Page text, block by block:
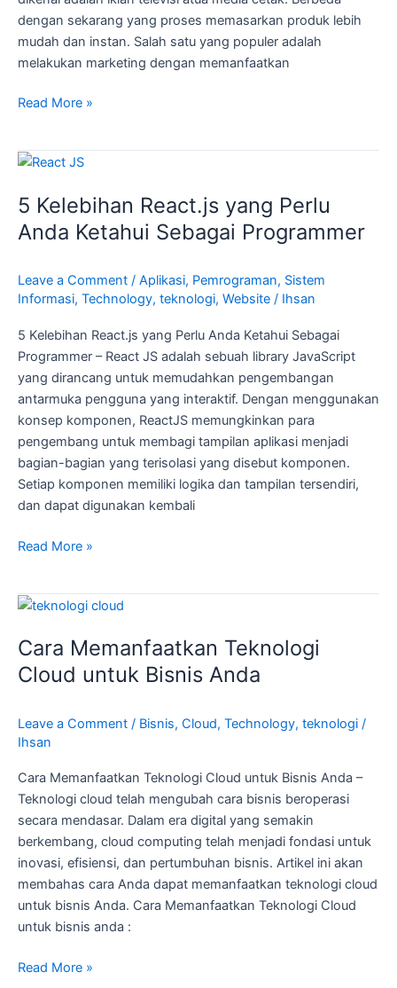
dengan sekarang yang proses memasarkan produk lebih
mudah dan instan. Salah satu yang populer adalah
melakukan marketing dengan memanfaatkan
Read More »
5 Kelebihan React.js yang Perlu
Anda Ketahui Sebagai Programmer
Leave a Comment / Aplikasi, Pemrograman, Sistem
Informasi, Technology, teknologi, Website / Ihsan
5 Kelebihan React.js yang Perlu Anda Ketahui Sebagai
Programmer – React JS adalah sebuah library JavaScript
yang dirancang untuk memudahkan pengembangan
antarmuka pengguna yang interaktif. Dengan menggunakan
konsep komponen, ReactJS memungkinkan para
pengembang untuk membagi tampilan aplikasi menjadi
bagian-bagian yang terisolasi yang disebut komponen.
Setiap komponen memiliki logika dan tampilan tersendiri,
dan dapat digunakan kembali
5
React.js
yang
Ketahui
Sebagai
Programmer
Read More »
Cara Memanfaatkan Teknologi
Cloud untuk Bisnis Anda
Leave a Comment / Bisnis, Cloud, Technology, teknologi /
Ihsan
Cara Memanfaatkan Teknologi Cloud untuk Bisnis Anda –
Teknologi cloud telah mengubah cara bisnis beroperasi
secara mendasar. Dalam era digital yang semakin
berkembang, cloud computing telah menjadi fondasi untuk
inovasi, efisiensi, dan pertumbuhan bisnis. Artikel ini akan
membahas cara Anda dapat memanfaatkan teknologi cloud
untuk bisnis Anda. Cara Memanfaatkan Teknologi Cloud
untuk bisnis anda :
Cara
Teknologi
Cloud
Anda
Read More »